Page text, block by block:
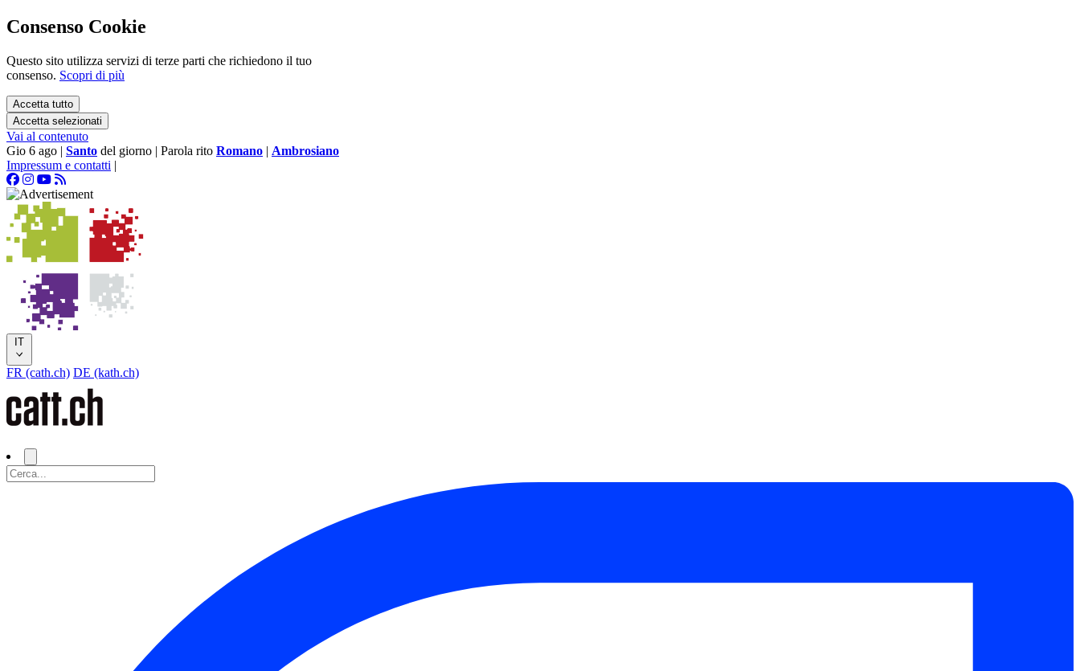
Consenso Cookie
Questo sito utilizza servizi di terze parti che richiedono il tuo
consenso. Scopri di più
Accetta tutto
Accetta selezionati
Vai al contenuto
Gio 6 ago | Santo del giorno | Parola rito Romano | Ambrosiano
Impressum e contatti |
IT
FR (cath.ch) DE (kath.ch)